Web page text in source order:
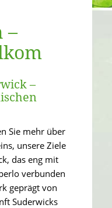
–
–
Sie mehr über
unsere Ziele
das eng mit
verbunden
geprägt von
Suderwicks